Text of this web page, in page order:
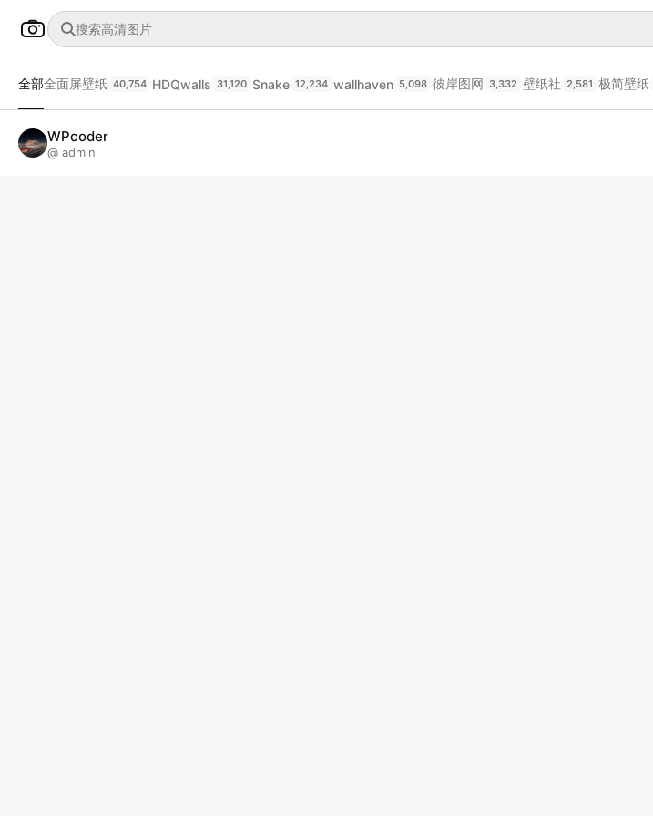
全部全面屏壁纸 40,754 HDQwalls 31,120 Snake 12,234 wallhaven 5,098 彼岸图网 3,332 壁纸社 2,581 极简壁纸
WPcoder
@ admin